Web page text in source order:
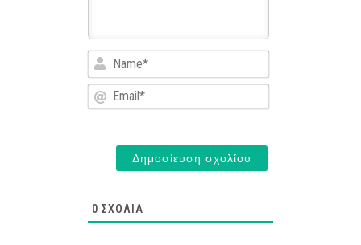
Name*
Email*
0 ΣΧΌΛΙΑ